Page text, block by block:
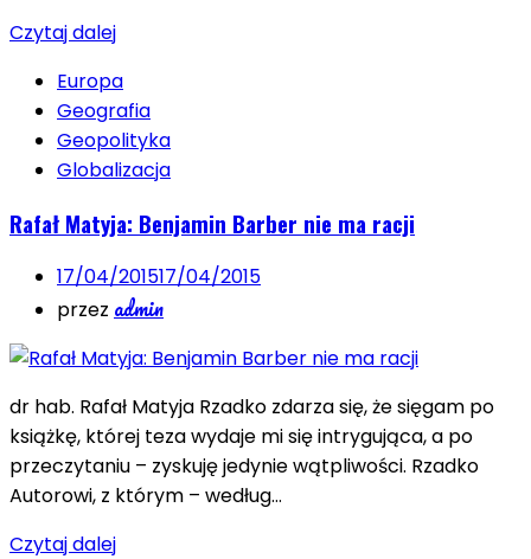
Czytaj dalej
Europa
Geografia
Geopolityka
Globalizacja
Rafał Matyja: Benjamin Barber nie ma racji
17/04/201517/04/2015
przez admin
dr hab. Rafał Matyja Rzadko zdarza się, że sięgam po
książkę, której teza wydaje mi się intrygująca, a po
przeczytaniu – zyskuję jedynie wątpliwości. Rzadko
Autorowi, z którym – według…
Czytaj dalej